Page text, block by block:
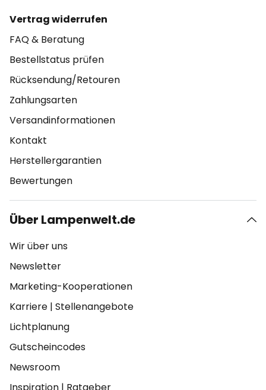
Vertrag widerrufen
FAQ & Beratung
Bestellstatus prüfen
Rücksendung/Retouren
Zahlungsarten
Versandinformationen
Kontakt
Herstellergarantien
Bewertungen
Über Lampenwelt.de
Wir über uns
Newsletter
Marketing-Kooperationen
Karriere | Stellenangebote
Lichtplanung
Gutscheincodes
Newsroom